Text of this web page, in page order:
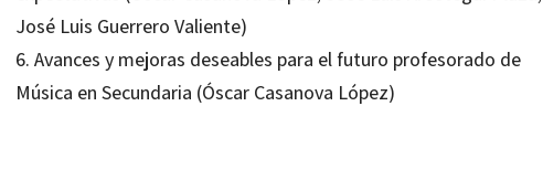
José Luis Guerrero Valiente)
6. Avances y mejoras deseables para el futuro profesorado de
Música en Secundaria (Óscar Casanova López)